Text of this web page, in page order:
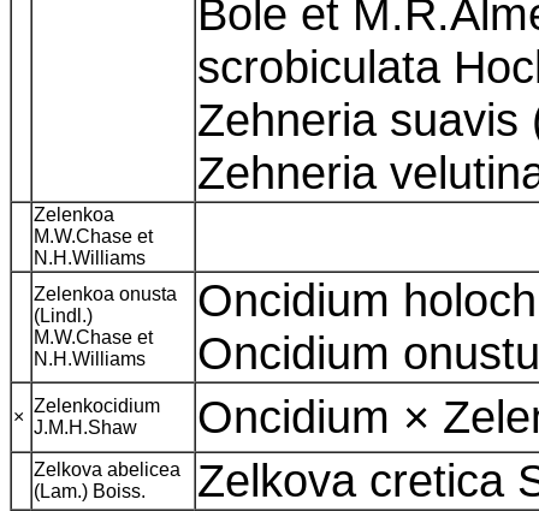
Bole et
scrobiculata
Zehneria suavis
Zehneria
Zelenkoa
M.W.Chase et
N.H.Williams
Zelenkoa onusta
(Lindl.)
M.W.Chase et
N.H.Williams
Oncidium
Oncidium
×
Zelenkocidium
J.M.H.Shaw
Oncidium ×
Zelkova abelicea
(Lam.) Boiss.
Zelkova cretica